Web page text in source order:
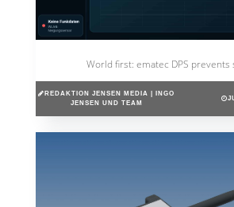
World first: ematec DPS prevents
REDAKTION JENSEN MEDIA | INGO
JENSEN UND TEAM